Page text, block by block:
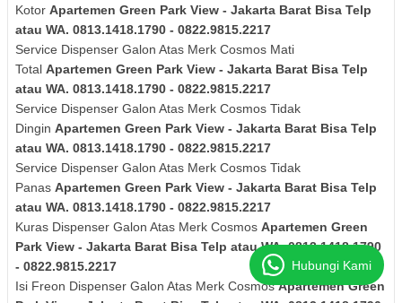
Kotor Apartemen Green Park View - Jakarta Barat Bisa Telp
atau WA. 0813.1418.1790 - 0822.9815.2217
Service Dispenser Galon Atas Merk Cosmos Mati
Total Apartemen Green Park View - Jakarta Barat Bisa Telp
atau WA. 0813.1418.1790 - 0822.9815.2217
Service Dispenser Galon Atas Merk Cosmos Tidak
Dingin Apartemen Green Park View - Jakarta Barat Bisa Telp
atau WA. 0813.1418.1790 - 0822.9815.2217
Service Dispenser Galon Atas Merk Cosmos Tidak
Panas Apartemen Green Park View - Jakarta Barat Bisa Telp
atau WA. 0813.1418.1790 - 0822.9815.2217
Kuras Dispenser Galon Atas Merk Cosmos Apartemen Green
Park View - Jakarta Barat Bisa Telp atau WA. 0813.1418.1790
- 0822.9815.2217
Isi Freon Dispenser Galon Atas Merk CosmosApartemen Green
Hubungi Kami